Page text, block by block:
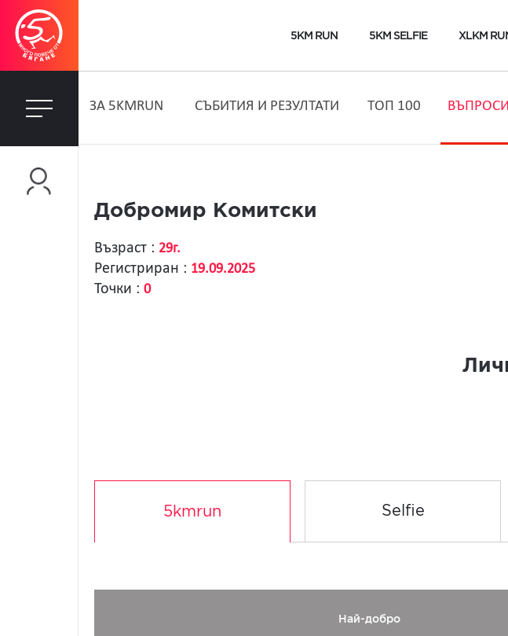
5KM RUN 5KM SELFIE XLKM
ЗA 5KMRUN СЪБИТИЯ И РЕЗУЛТАТИ ТОП 100
Добромир Комитски
Възраст : 29г.
Регистриран : 19.09.2025
Точки : 0
5kmrun Selfie
Най-добро